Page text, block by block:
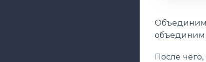
Объединим
объединим
После